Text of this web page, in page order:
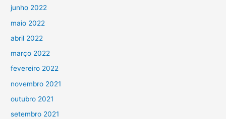
junho 2022
maio 2022
abril 2022
março 2022
fevereiro 2022
novembro 2021
outubro 2021
setembro 2021